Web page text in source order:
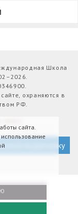
Школа
охраняются в
РФ.
на рассылку
сайта.